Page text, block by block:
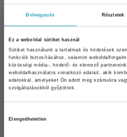
Beleegyezés Részletek
Ez a weboldal sütiket használ
Sütiket használunk a tartalmak és hirdetések
funkciók biztosításához, valamint
közösségi média-, hirdető- és elemező
weboldalhasználatra vonatkozó adatait, akik
adatokkal, amelyeket Ön adott meg számukra
szolgáltatásokból gyűjtöttek.
Elengedhetetlen
Páciens teendőire (étel
időpontjára, műtéti
tartalmára.
Az ambuláns ellátások
vizsgálatairól, a
ambuláns adatlapot
dokumentumokat a
Távkonzultáció
külön
igénybe, előzetes